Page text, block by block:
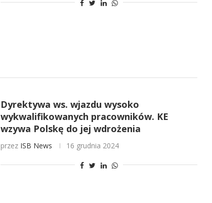
Dyrektywa ws. wjazdu wysoko
wykwalifikowanych pracowników. KE
wzywa Polskę do jej wdrożenia
przez ISB News 16 grudnia 2024